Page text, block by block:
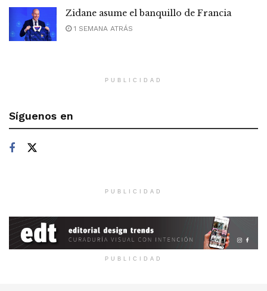
Zidane asume el banquillo de Francia
1 SEMANA ATRÁS
PUBLICIDAD
Síguenos en
PUBLICIDAD
PUBLICIDAD